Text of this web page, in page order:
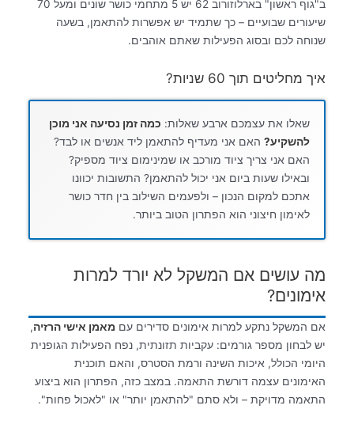
ב"גוף ראשון" בארלוזורוב 62 יש 5 מתחמי כושר שונים ומעל 70
שיעורים שבועיים – כך שתמיד יש אפשרות להתאמן, בשעה
שנוחה לכם ובסוג הפעילות שאתם אוהבים.
איך מחליטים תוך 60 שניות?
שאלו את עצמכם ארבע שאלות: כמה זמן נסיעה אני מוכן
להשקיע? האם אני מעדיף להתאמן ליד אנשים או לבד?
האם אני צריך ציוד מורכב או שמינימום ציוד מספיק?
ובאילו שעות ביום אני יכול להתאמן? התשובות יכוונו
אתכם למקום הנכון – ולפעמים השילוב בין חדר כושר
לאימון חיצוני הוא הפתרון הטוב ביותר.
מה עושים אם המשקל לא יורד למרות
אימונים?
אם המשקל נתקע למרות אימונים סדירים עם מאמן אישי הרזיה,
יש לבחון מספר גורמים: עקביות תזונתית, נפח הפעילות הגופנית
היומי הכולל, איכות השינה ורמת הסטרס, והאם תוכנית
האימונים עצמה דורשת התאמה. במצב כזה, הפתרון הוא ביצוע
התאמה מדויקת – ולא סתם "להתאמן יותר" או "לאכול פחות".